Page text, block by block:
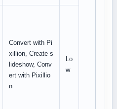
Convert with Pi
xillion, Create s
lideshow, Conv
ert with Pixillio
n
Lo
w